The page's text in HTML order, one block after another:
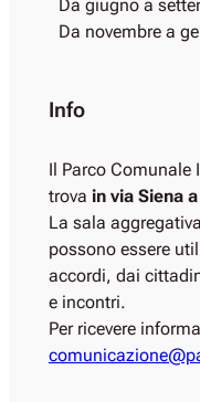
Da giugno a
Da novembre a
Info
Il Parco Comunale
trova in via Siena
La sala
possono essere
accordi, dai
e incontri.
Per ricevere